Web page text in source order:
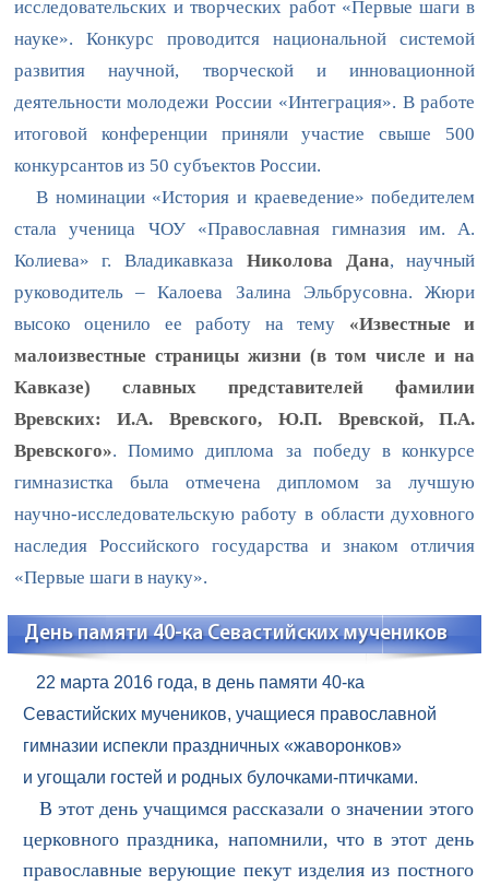
исследовательских и творческих работ «Первые шаги в
науке». Конкурс проводится национальной системой
развития научной, творческой и инновационной
деятельности молодежи России «Интеграция». В работе
итоговой конференции приняли участие свыше 500
конкурсантов из 50 субъектов России.
В номинации «История и краеведение» победителем
стала ученица ЧОУ «Православная гимназия им. А.
Колиева» г. Владикавказа Николова Дана, научный
руководитель – Калоева Залина Эльбрусовна. Жюри
высоко оценило ее работу на тему «Известные и
малоизвестные страницы жизни (в том числе и на
Кавказе) славных представителей фамилии
Вревских: И.А. Вревского, Ю.П. Вревской, П.А.
Вревского». Помимо диплома за победу в конкурсе
гимназистка была отмечена дипломом за лучшую
научно-исследовательскую работу в области духовного
наследия Российского государства и знаком отличия
«Первые шаги в науку».
День памяти 40-ка Севастийских мучеников
22 марта 2016 года, в день памяти 40-ка
Севастийских мучеников, учащиеся православной
гимназии испекли праздничных «жаворонков»
и угощали гостей и родных булочками-птичками.
В этот день учащимся рассказали о значении этого
церковного праздника, напомнили, что в этот день
православные верующие пекут изделия из постного